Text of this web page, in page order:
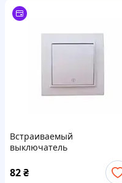
Встраиваемый
выключатель
перекрестный 10А,
термопластик, белый IP20
82₴